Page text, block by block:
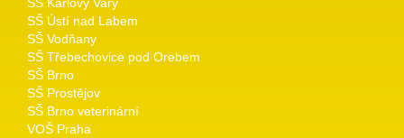
SŠ Ústí nad Labem
SŠ Vodňany
SŠ Třebechovice pod Orebem
SŠ Brno
SŠ Prostějov
SŠ Brno veterinární
VOŠ Praha